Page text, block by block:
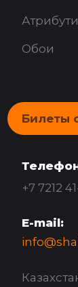
Обои
Билеты
+7 7212
E-mail: